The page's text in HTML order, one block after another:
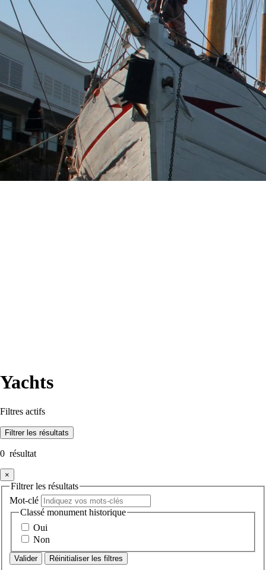
Yachts
Filtres actifs
Filtrer les résultats
0 résultat
×
Filtrer les résultats
Mot-clé
Classé monument historique
Oui
Non
Réinitialiser les filtres